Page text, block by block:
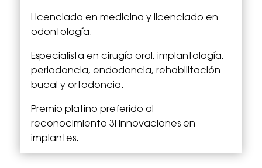
Licenciado en medicina y licenciado en
odontología.
Especialista en cirugía oral, implantología,
periodoncia, endodoncia, rehabilitación
bucal y ortodoncia.
Premio platino preferido al
reconocimiento 3I innovaciones en
implantes.